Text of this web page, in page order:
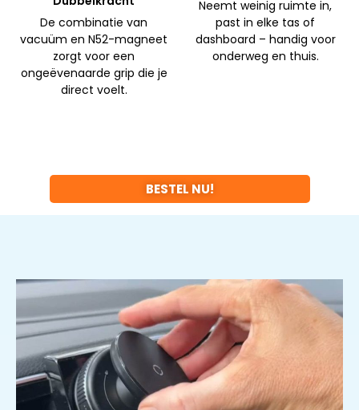
De combinatie van
vacuüm en N52-magneet
zorgt voor een
ongeëvenaarde grip die je
direct voelt.
Neemt weinig ruimte in,
past in elke tas of
dashboard – handig voor
onderweg en thuis.
BESTEL NU!